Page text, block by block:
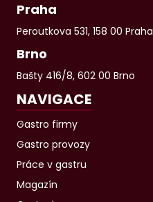
Praha
Peroutkova 531, 158 00 Praha
Brno
Bašty 416/8, 602 00 Brno
NAVIGACE
Gastro firmy
Gastro provozy
Práce v gastru
Magazín